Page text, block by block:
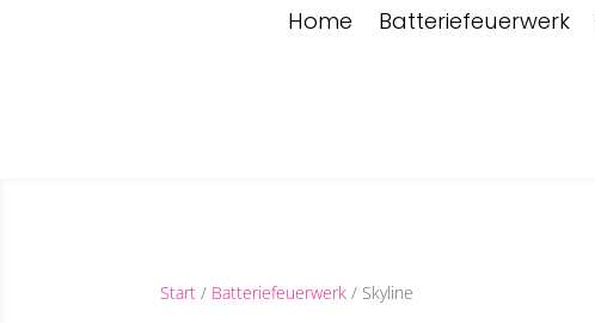
Home Batteriefeuerwerk
Start / Batteriefeuerwerk / Skyline